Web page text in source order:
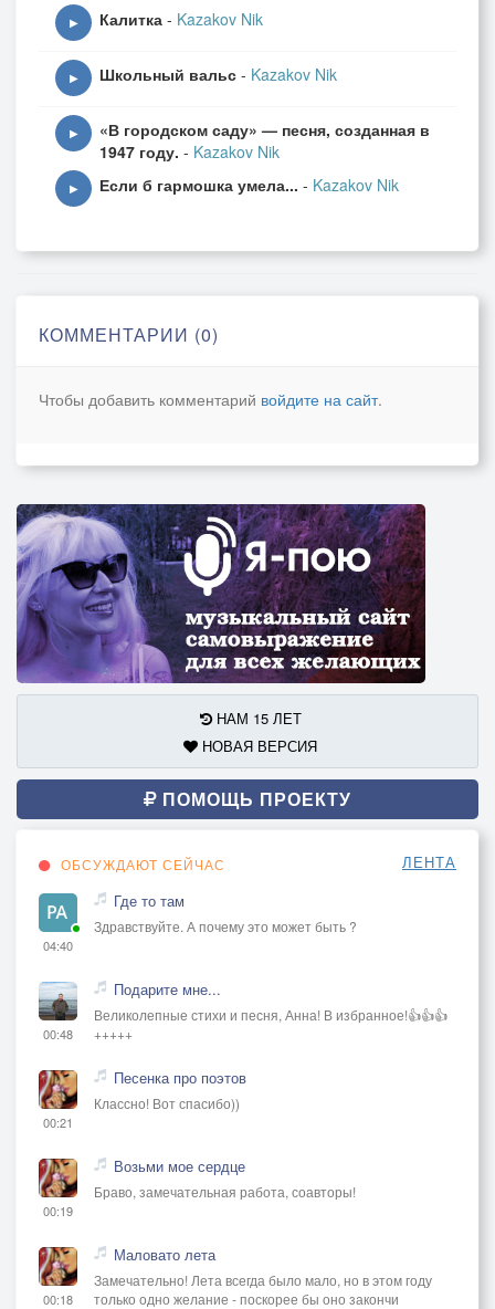
▶ Калитка - Kazakov Nik
▶ Школьный вальс - Kazakov Nik
▶
«В городском саду» — песня, созданная в
1947 году. - Kazakov Nik
▶ Если б гармошка умела... - Kazakov Nik
КОММЕНТАРИИ (0)
Чтобы добавить комментарий войдите на сайт.
НАМ 15 ЛЕТ
НОВАЯ ВЕРСИЯ
ПОМОЩЬ ПРОЕКТУ
ОБСУЖДАЮТ СЕЙЧАС ЛЕНТА
04:40
Где то там
Здравствуйте. А почему это может быть ?
00:48
Подарите мне...
Великолепные стихи и песня, Анна! В избранное!👍👍👍
+++++
00:21
Песенка про поэтов
Классно! Вот спасибо))
00:19
Возьми мое сердце
Браво, замечательная работа, соавторы!
00:18
Маловато лета
Замечательно! Лета всегда было мало, но в этом году
только одно желание - поскорее бы оно закончи